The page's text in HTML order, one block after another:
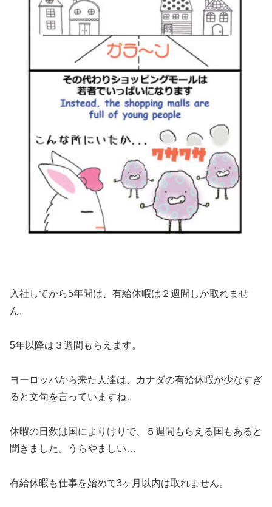
入社してから5年間は、有給休暇は２週間しか取れませ
ん。
5年以降は３週間もらえます。
ヨーロッパから来た人達は、カナダの有給休暇が少なすぎ
ると文句を言っていますね。
休暇の日数は国によりけりで、５週間もらえる国もあると
聞きました。うらやましい…
有給休暇も仕事を始めて3ヶ月以内は取れません。